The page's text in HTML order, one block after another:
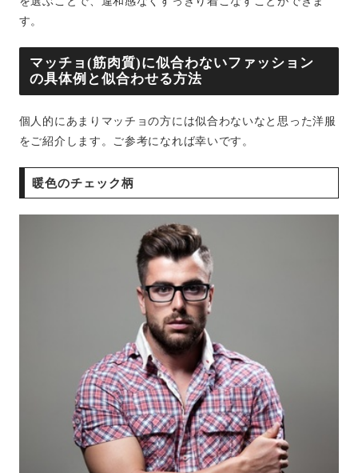
す。
マッチョ(筋肉質)に似合わないファッション
の具体例と似合わせる方法
個人的にあまりマッチョの方には似合わないなと思った洋服
をご紹介します。ご参考になれば幸いです。
暖色のチェック柄